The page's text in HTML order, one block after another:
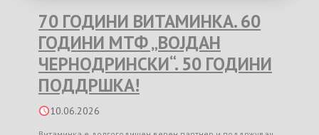
70 ГОДИНИ ВИТАМИНКА. 60
ГОДИНИ МТФ „ВОЈДАН
ЧЕРНОДРИНСКИ“. 50 ГОДИНИ
ПОДДРШКА!
10.06.2026